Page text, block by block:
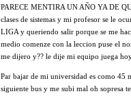
PARECE MENTIRA UN AÑO YA DE
clases de sistemas y mi profesor se le
LIGA y queriendo salir porque se me
medio comenze con la leccion puse el
me dijero y?? le dije mi equipo juega
Par bajar de mi universidad es como 45
siguiente bus y me subi mal oh sopresa